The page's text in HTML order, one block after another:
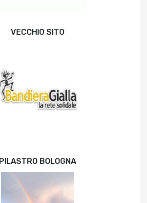
VECCHIO SITO
PILASTRO BOLOGNA